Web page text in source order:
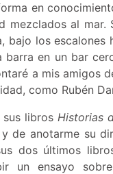
en
mezclados al mar.
bajo los escalones
barra en un bar
a mis amigos
como Rubén
sus libros Historias
de anotarme su
dos últimos
un ensayo